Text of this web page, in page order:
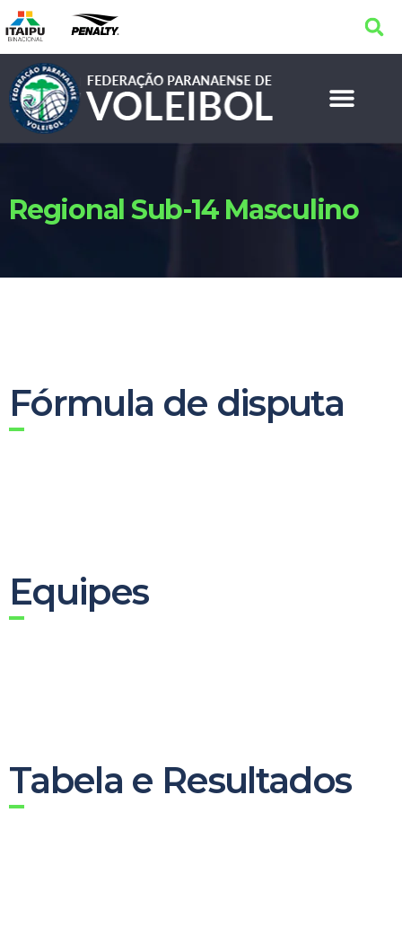
Regional Sub-14 Masculino
Fórmula de disputa
Equipes
Tabela e Resultados